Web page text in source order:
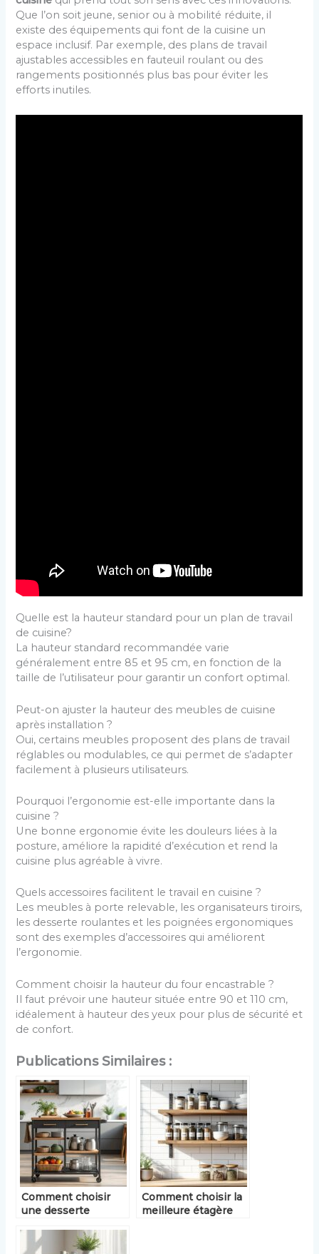
Que l’on soit jeune, senior ou à mobilité réduite, il
existe des équipements qui font de la cuisine un
espace inclusif. Par exemple, des plans de travail
ajustables accessibles en fauteuil roulant ou des
rangements positionnés plus bas pour éviter les
efforts inutiles.
Quelle est la hauteur standard pour un plan de travail
de cuisine?
La hauteur standard recommandée varie
généralement entre 85 et 95 cm, en fonction de la
taille de l’utilisateur pour garantir un confort optimal.
Peut-on ajuster la hauteur des meubles de cuisine
après installation ?
Oui, certains meubles proposent des plans de travail
réglables ou modulables, ce qui permet de s’adapter
facilement à plusieurs utilisateurs.
Pourquoi l’ergonomie est-elle importante dans la
cuisine ?
Une bonne ergonomie évite les douleurs liées à la
posture, améliore la rapidité d’exécution et rend la
cuisine plus agréable à vivre.
Quels accessoires facilitent le travail en cuisine ?
Les meubles à porte relevable, les organisateurs tiroirs,
les desserte roulantes et les poignées ergonomiques
sont des exemples d’accessoires qui améliorent
l’ergonomie.
Comment choisir la hauteur du four encastrable ?
Il faut prévoir une hauteur située entre 90 et 110 cm,
idéalement à hauteur des yeux pour plus de sécurité et
de confort.
Publications Similaires :
Comment choisir
une desserte
élégante ?
Comment choisir la
meilleure étagère